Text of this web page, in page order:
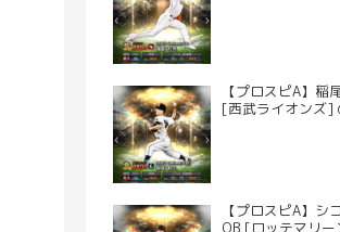
【プロスピA】稲
[西武ライオンズ]
【プロスピA】シ
OB [ロッテマリ